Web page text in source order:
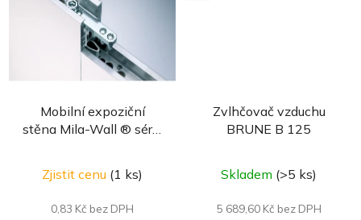
Mobilní expoziční
stěna Mila-Wall ® série
Zjistit cenu (1 ks)
0,83 Kč bez DPH
Zvlhčovač vzduchu
BRUNE B 125
Skladem (>5 ks)
5 689,60 Kč bez DPH